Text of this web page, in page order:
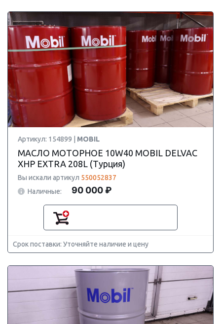
Артикул: 154899 | MOBIL
МАСЛО МОТОРНОЕ 10W40 MOBIL DELVAC
XHP EXTRA 208L (Турция)
Вы искали артикул 550052837
Наличные:
90 000 ₽
Срок поставки: Уточняйте наличие и цену